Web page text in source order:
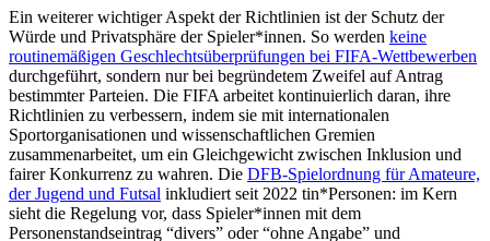
Ein weiterer wichtiger Aspekt der Richtlinien ist der Schutz der
Würde und Privatsphäre der Spieler*innen. So werden keine
routinemäßigen Geschlechtsüberprüfungen bei FIFA-Wettbewerben
durchgeführt, sondern nur bei begründetem Zweifel auf Antrag
bestimmter Parteien. Die FIFA arbeitet kontinuierlich daran, ihre
Richtlinien zu verbessern, indem sie mit internationalen
Sportorganisationen und wissenschaftlichen Gremien
zusammenarbeitet, um ein Gleichgewicht zwischen Inklusion und
fairer Konkurrenz zu wahren. Die DFB-Spielordnung für Amateure,
der Jugend und Futsal inkludiert seit 2022 tin*Personen: im Kern
sieht die Regelung vor, dass Spieler*innen mit dem
Personenstandseintrag “divers” oder “ohne Angabe” und